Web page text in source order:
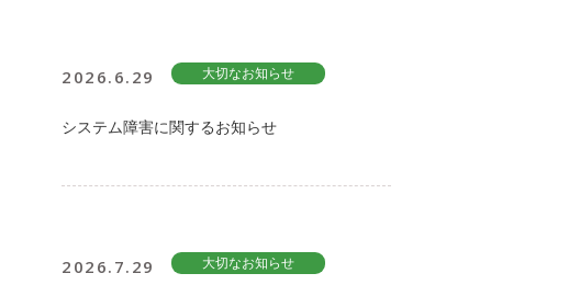
2026.6.29 大切なお知らせ
システム障害に関するお知らせ
2026.7.29 大切なお知らせ